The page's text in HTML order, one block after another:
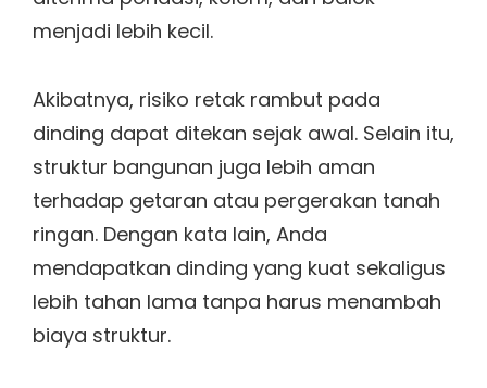
menjadi lebih kecil.
Akibatnya, risiko retak rambut pada
dinding dapat ditekan sejak awal. Selain itu,
struktur bangunan juga lebih aman
terhadap getaran atau pergerakan tanah
ringan. Dengan kata lain, Anda
mendapatkan dinding yang kuat sekaligus
lebih tahan lama tanpa harus menambah
biaya struktur.